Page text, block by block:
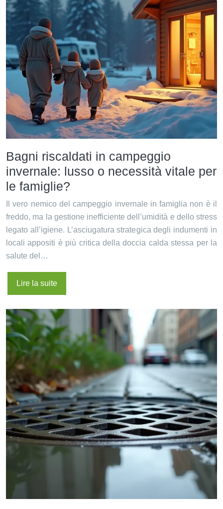
Bagni riscaldati in campeggio
invernale: lusso o necessità vitale per
le famiglie?
Il vero nemico del campeggio invernale in famiglia non è il
freddo, ma la gestione inefficiente dell’umidità e dello stress
legato all’igiene. L’asciugatura strategica degli indumenti in
locali appositi è più critica della doccia calda stessa per la
salute del…
Lire la suite